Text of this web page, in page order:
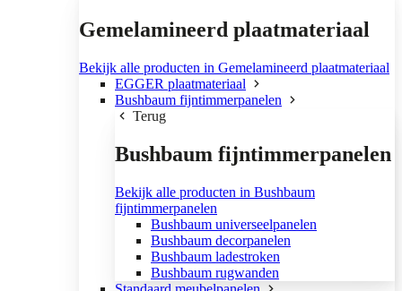
Gemelamineerd plaatmateriaal
Bekijk alle producten in Gemelamineerd plaatmateriaal
EGGER plaatmateriaal
Bushbaum fijntimmerpanelen
Terug
Bushbaum fijntimmerpanelen
Bekijk alle producten in Bushbaum
fijntimmerpanelen
Bushbaum universeelpanelen
Bushbaum decorpanelen
Bushbaum ladestroken
Bushbaum rugwanden